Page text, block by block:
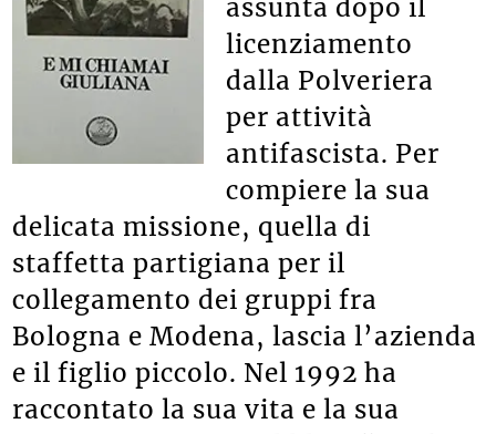
assunta dopo il
licenziamento
dalla Polveriera
per attività
antifascista. Per
compiere la sua
delicata missione, quella di
staffetta partigiana per il
collegamento dei gruppi fra
Bologna e Modena, lascia l’azienda
e il figlio piccolo. Nel 1992 ha
raccontato la sua vita e la sua